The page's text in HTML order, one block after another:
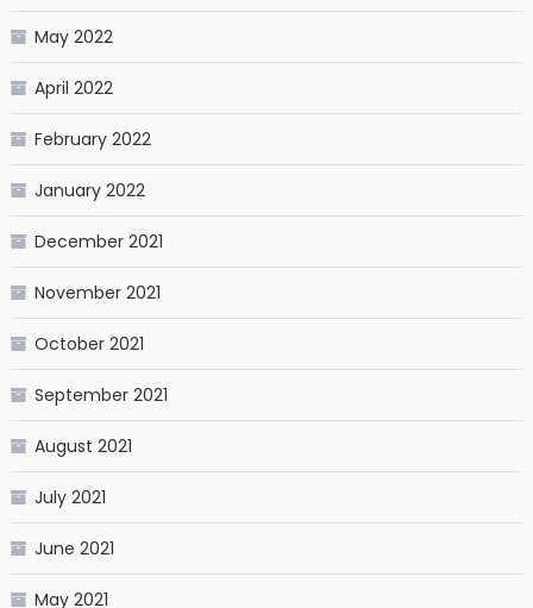
May 2022
April 2022
February 2022
January 2022
December 2021
November 2021
October 2021
September 2021
August 2021
July 2021
June 2021
May 2021